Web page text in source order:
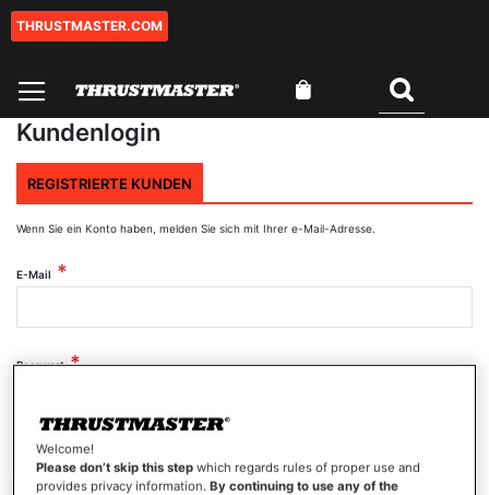
Zum
THRUSTMASTER.COM
Mein Warenkorb
Kundenlogin
REGISTRIERTE KUNDEN
Wenn Sie ein Konto haben, melden Sie sich mit Ihrer e-Mail-Adresse.
E-Mail
Passwort
Passwort anzeigen
Welcome!
Please don’t skip this step which regards rules of proper use and
provides privacy information.By continuing to use any of the